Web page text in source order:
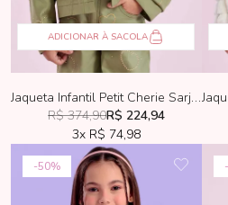
ADICIONAR À SACOLA
Jaqueta Infantil Petit Cherie Sarja Verde
R$ 374,90R$ 224,94
3x R$ 74,98
50%